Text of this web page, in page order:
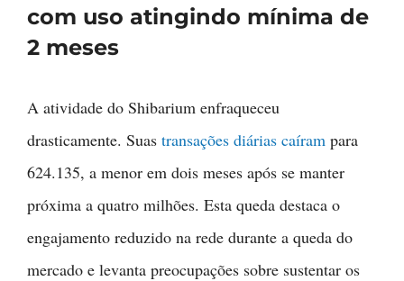
com uso atingindo mínima de
2 meses
A atividade do Shibarium enfraqueceu
drasticamente. Suas transações diárias caíram para
624.135, a menor em dois meses após se manter
próxima a quatro milhões. Esta queda destaca o
engajamento reduzido na rede durante a queda do
mercado e levanta preocupações sobre sustentar os